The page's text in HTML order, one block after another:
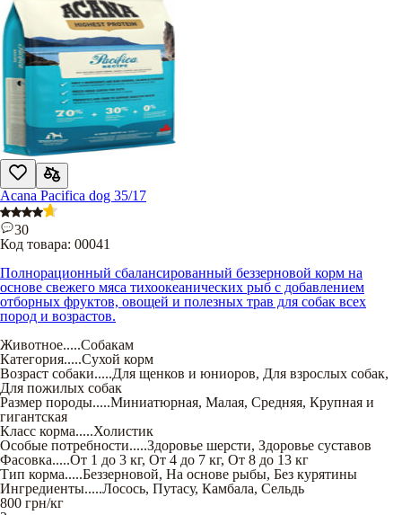
Acana Pacifica dog 35/17
30
Код товара: 00041
Полнорационный сбалансированный беззерновой корм на
основе свежего мяса тихоокеанических рыб с добавлением
отборных фруктов, овощей и полезных трав для собак всех
пород и возрастов.
Животное.....Собакам
Категория.....Сухой корм
Возраст собаки.....Для щенков и юниоров, Для взрослых собак,
Для пожилых собак
Размер породы.....Миниатюрная, Малая, Средняя, Крупная и
гигантская
Класс корма.....Холистик
Особые потребности.....Здоровье шерсти, Здоровье суставов
Фасовка.....От 1 до 3 кг, От 4 до 7 кг, От 8 до 13 кг
Тип корма.....Беззерновой, На основе рыбы, Без курятины
Ингредиенты.....Лосось, Путасу, Камбала, Сельдь
800 грн/кг